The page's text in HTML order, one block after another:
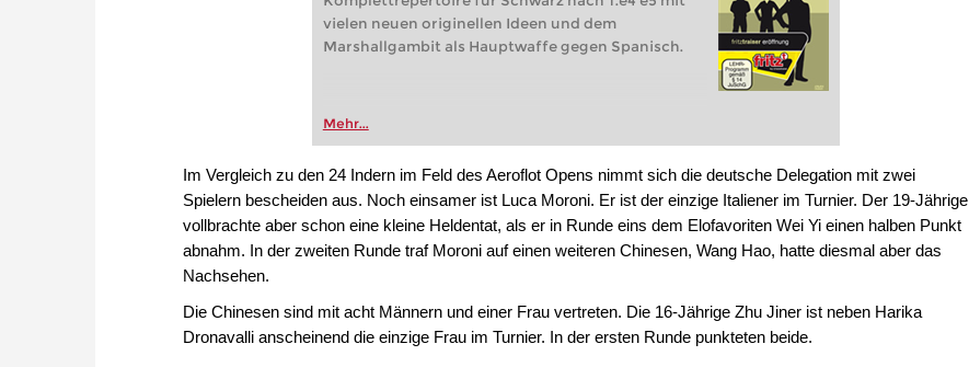
vielen neuen originellen Ideen und dem
Marshallgambit als Hauptwaffe gegen Spanisch.
Mehr...
Im Vergleich zu den 24 Indern im Feld des Aeroflot Opens nimmt sich die deutsche Delegation mit zwei
Spielern bescheiden aus. Noch einsamer ist Luca Moroni. Er ist der einzige Italiener im Turnier. Der 19-Jährige
vollbrachte aber schon eine kleine Heldentat, als er in Runde eins dem Elofavoriten Wei Yi einen halben Punkt
abnahm. In der zweiten Runde traf Moroni auf einen weiteren Chinesen, Wang Hao, hatte diesmal aber das
Nachsehen.
Die Chinesen sind mit acht Männern und einer Frau vertreten. Die 16-Jährige Zhu Jiner ist neben Harika
Dronavalli anscheinend die einzige Frau im Turnier. In der ersten Runde punkteten beide.